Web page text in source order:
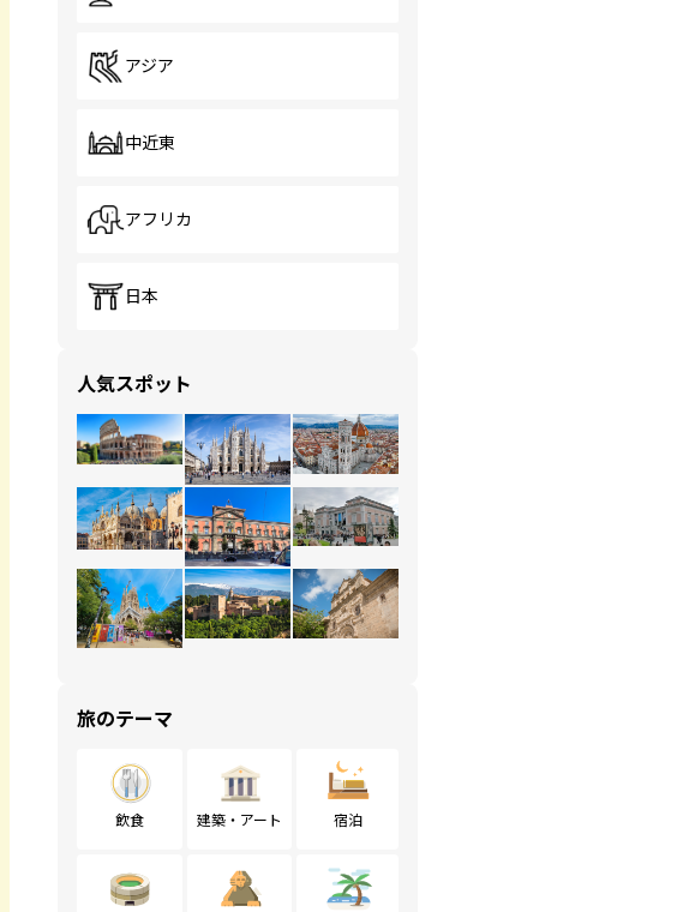
アジア
中近東
アフリカ
日本
人気スポット
旅のテーマ
飲食 建築・アート 宿泊